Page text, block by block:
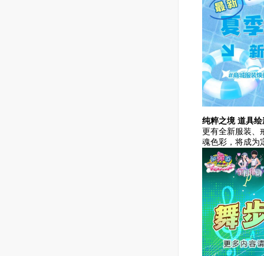
纯粹之境 道具绘
更有全新服装、
魂色彩，将成为